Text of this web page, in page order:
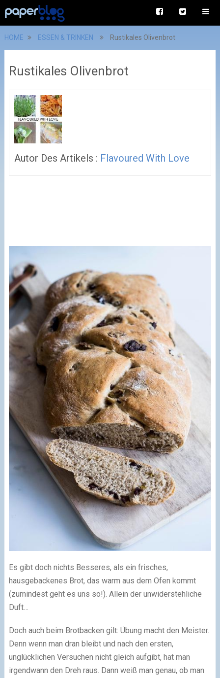
HOME ESSEN & TRINKEN Rustikales Olivenbrot
Rustikales Olivenbrot
Autor Des Artikels : Flavoured With Love
Es gibt doch nichts Besseres, als ein frisches,
hausgebackenes Brot, das warm aus dem Ofen kommt
(zumindest geht es uns so!). Allein der unwiderstehliche
Duft…
Doch auch beim Brotbacken gilt: Übung macht den Meister.
Denn wenn man dran bleibt und nach den ersten,
unglücklichen Versuchen nicht gleich aufgibt, hat man
irgendwann den Dreh raus. Dann weiß man genau, ob man